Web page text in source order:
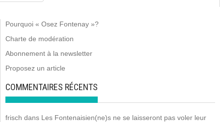
Pourquoi « Osez Fontenay »?
Charte de modération
Abonnement à la newsletter
Proposez un article
COMMENTAIRES RÉCENTS
frisch dans Les Fontenaisien(ne)s ne se laisseront pas voler leur